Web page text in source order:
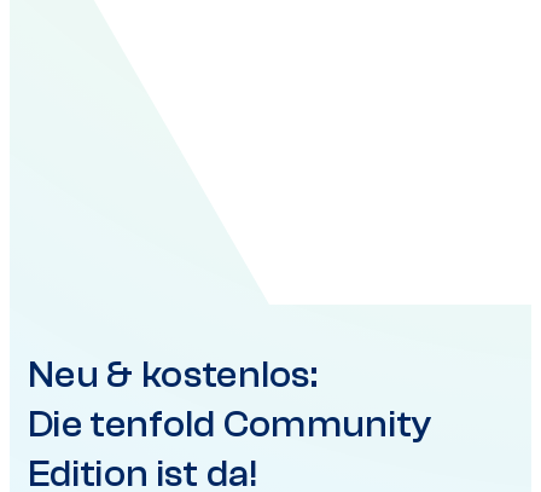
Neu & kostenlos:
Die tenfold Community
Edition ist da!